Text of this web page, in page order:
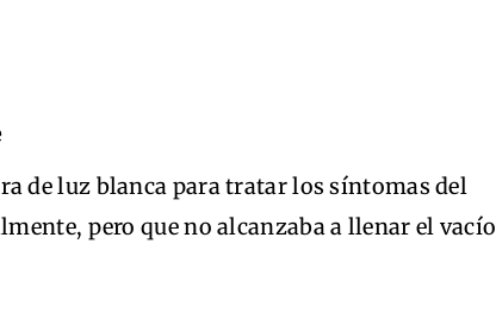
de luz blanca para tratar los síntomas del
pero que no alcanzaba a llenar el vacío